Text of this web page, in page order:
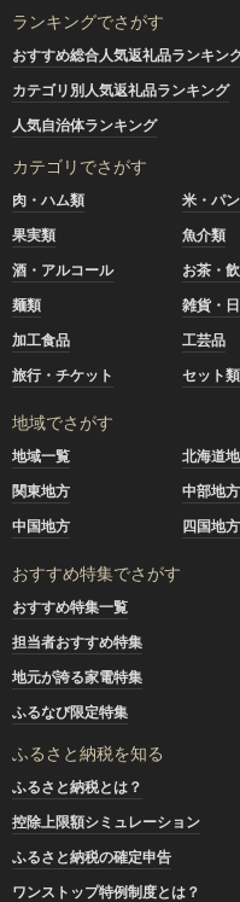
ランキングでさがす
おすすめ総合人気返礼品ランキン
カテゴリ別人気返礼品ランキング
人気自治体ランキング
カテゴリでさがす
肉・ハム類 米・パン
果実類
魚介類
酒・アルコール
お茶・
麺類
雑貨・
加工食品
工芸品
旅行・チケット
セット
地域でさがす
地域一覧 北海道
関東地方
中部地方
中国地方
四国地方
おすすめ特集でさがす
おすすめ特集一覧
担当者おすすめ特集
地元が誇る家電特集
ふるなび限定特集
ふるさと納税を知る
ふるさと納税とは？
控除上限額シミュレーション
ふるさと納税の確定申告
ワンストップ特例制度とは？